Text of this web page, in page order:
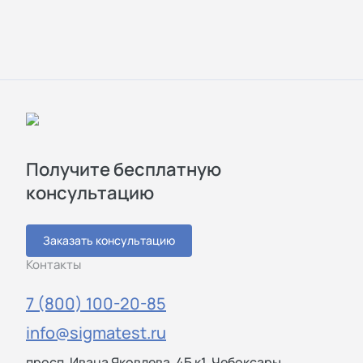
Получите бесплатную
консультацию
Заказать консультацию
Контакты
7 (800) 100-20-85
info@sigmatest.ru